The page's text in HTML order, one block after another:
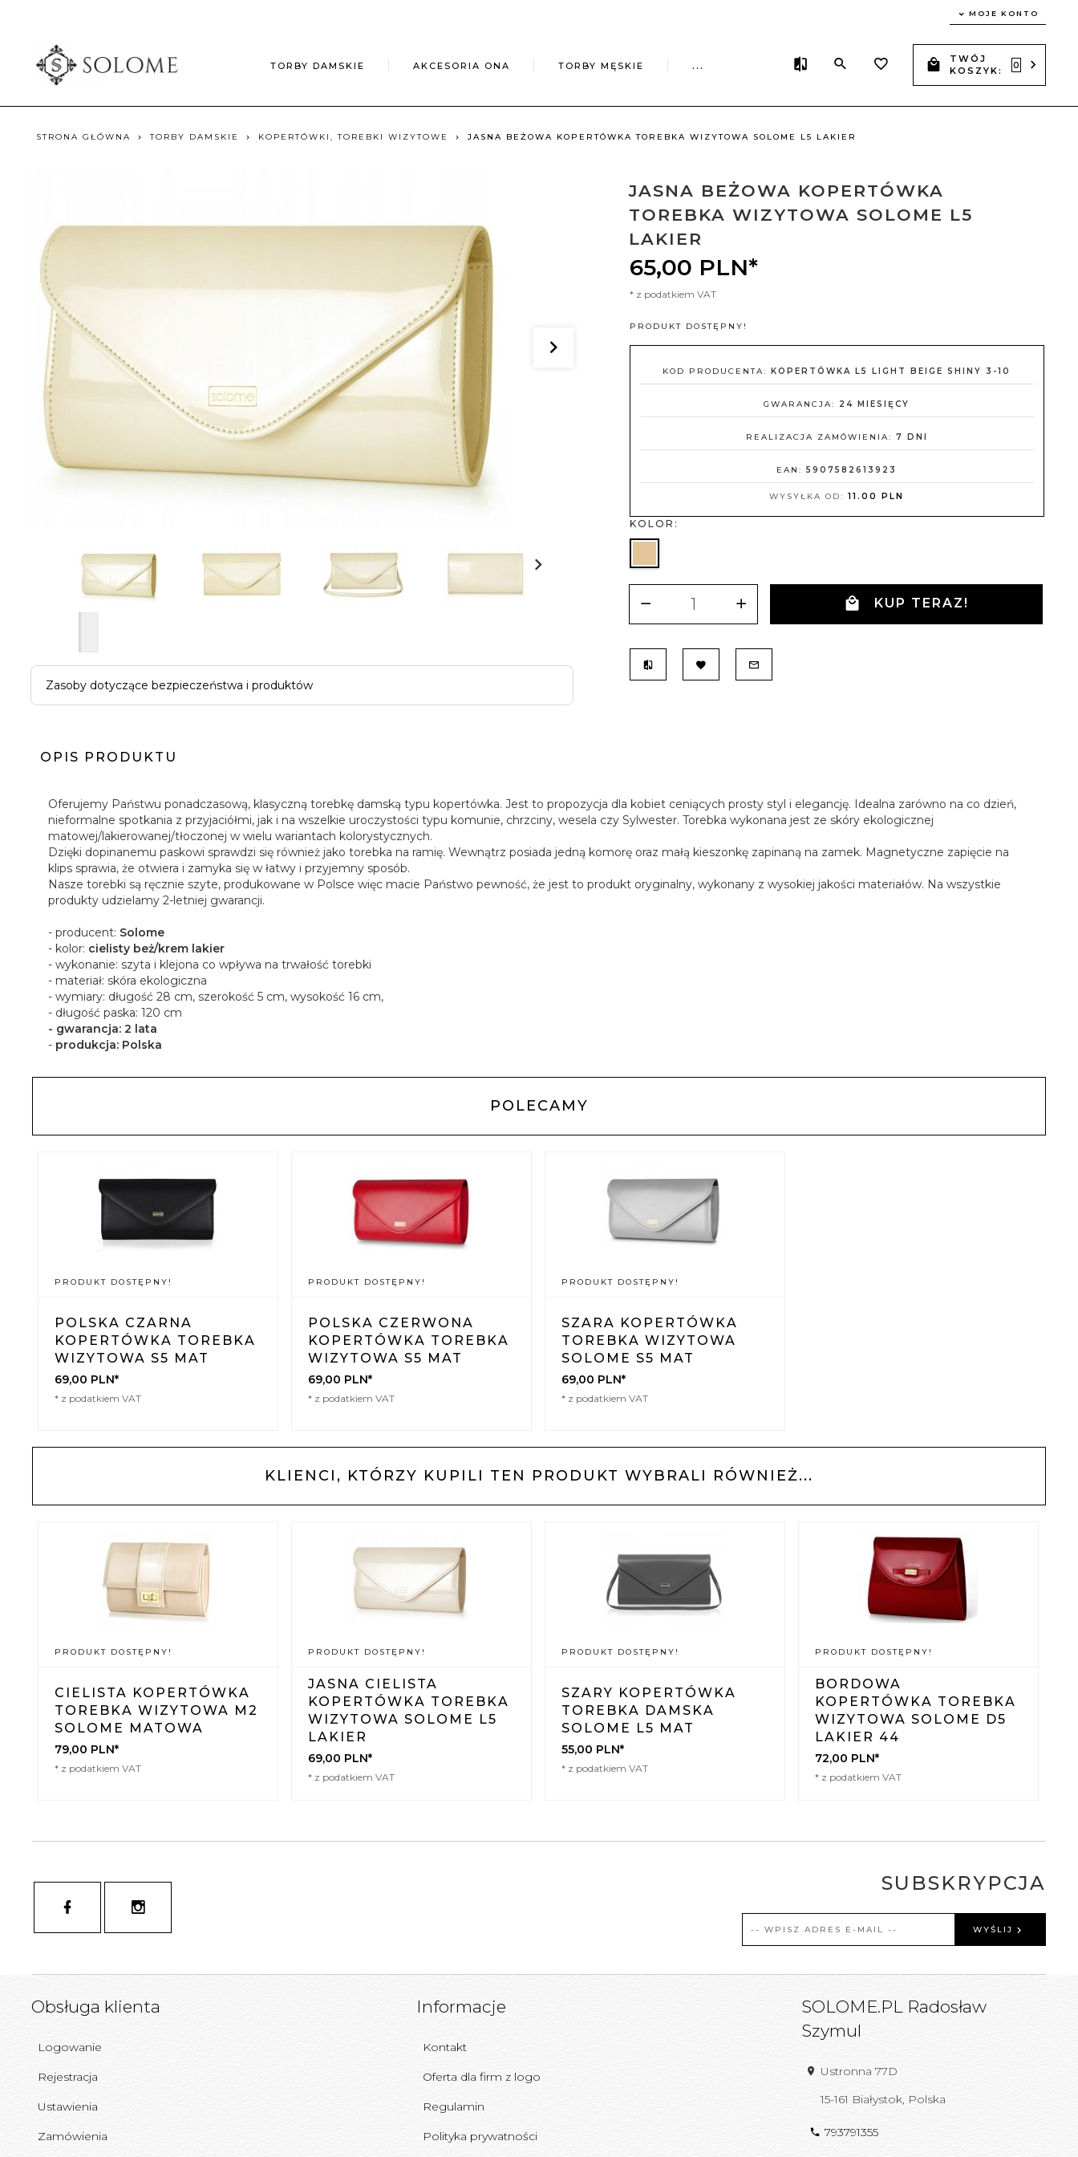
MOJE KONTO
TORBY DAMSKIE AKCESORIA ONA TORBY MĘSKIE ...
TWÓJ
KOSZYK:
0
STRONA GŁÓWNA TORBY DAMSKIE KOPERTÓWKI, TOREBKI WIZYTOWE JASNA BEŻOWA KOPERTÓWKA TOREBKA WIZYTOWA SOLOME L5 LAKIER
Zasoby dotyczące bezpieczeństwa i produktów
JASNA BEŻOWA KOPERTÓWKA
TOREBKA WIZYTOWA SOLOME L5
LAKIER
65,00 PLN*
* z podatkiem VAT
PRODUKT DOSTĘPNY!
KOD PRODUCENTA:KOPERTÓWKA L5 LIGHT BEIGE SHINY 3-10
GWARANCJA: 24 MIESIĘCY
REALIZACJA ZAMÓWIENIA: 7 DNI
EAN:5907582613923
WYSYŁKA OD:11.00 PLN
KOLOR:
KUP TERAZ!
OPIS PRODUKTU
Oferujemy Państwu ponadczasową, klasyczną torebkę damską typu kopertówka. Jest to propozycja dla kobiet ceniących prosty styl i elegancję. Idealna zarówno na co dzień,
nieformalne spotkania z przyjaciółmi, jak i na wszelkie uroczystości typu komunie, chrzciny, wesela czy Sylwester. Torebka wykonana jest ze skóry ekologicznej
matowej/lakierowanej/tłoczonej w wielu wariantach kolorystycznych.
Dzięki dopinanemu paskowi sprawdzi się również jako torebka na ramię. Wewnątrz posiada jedną komorę oraz małą kieszonkę zapinaną na zamek. Magnetyczne zapięcie na
klips sprawia, że otwiera i zamyka się w łatwy i przyjemny sposób.
Nasze torebki są ręcznie szyte, produkowane w Polsce więc macie Państwo pewność, że jest to produkt oryginalny, wykonany z wysokiej jakości materiałów. Na wszystkie
produkty udzielamy 2-letniej gwarancji.
- producent: Solome
- kolor: cielisty beż/krem lakier
- wykonanie: szyta i klejona co wpływa na trwałość torebki
- materiał: skóra ekologiczna
- wymiary: długość 28 cm, szerokość 5 cm, wysokość 16 cm,
- długość paska: 120 cm
- gwarancja: 2 lata
- produkcja: Polska
POLECAMY
PRODUKT DOSTĘPNY!
POLSKA CZARNA
KOPERTÓWKA TOREBKA
WIZYTOWA S5 MAT
69,00 PLN*
* z podatkiem VAT
PRODUKT DOSTĘPNY!
POLSKA CZERWONA
KOPERTÓWKA TOREBKA
WIZYTOWA S5 MAT
69,00 PLN*
* z podatkiem VAT
PRODUKT DOSTĘPNY!
SZARA KOPERTÓWKA
TOREBKA WIZYTOWA
SOLOME S5 MAT
69,00 PLN*
* z podatkiem VAT
KLIENCI, KTÓRZY KUPILI TEN PRODUKT WYBRALI RÓWNIEŻ...
PRODUKT DOSTĘPNY!
CIELISTA KOPERTÓWKA
TOREBKA WIZYTOWA M2
SOLOME MATOWA
79,00 PLN*
* z podatkiem VAT
PRODUKT DOSTĘPNY!
JASNA CIELISTA
KOPERTÓWKA TOREBKA
WIZYTOWA SOLOME L5
LAKIER
69,00 PLN*
* z podatkiem VAT
PRODUKT DOSTĘPNY!
SZARY KOPERTÓWKA
TOREBKA DAMSKA
SOLOME L5 MAT
55,00 PLN*
* z podatkiem VAT
PRODUKT DOSTĘPNY!
BORDOWA
KOPERTÓWKA TOREBKA
WIZYTOWA SOLOME D5
LAKIER 44
72,00 PLN*
* z podatkiem VAT
SUBSKRYPCJA
WYŚLIJ
Obsługa klienta
Logowanie
Rejestracja
Ustawienia
Zamówienia
Informacje
Kontakt
Oferta dla firm z logo
Regulamin
Polityka prywatności
SOLOME.PL Radosław
Szymul
Ustronna 77D
15-161 Białystok, Polska
793791355